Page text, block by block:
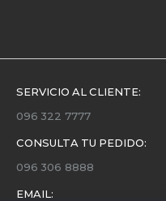
SERVICIO AL CLIENTE:
096 322 7777
CONSULTA TU PEDIDO:
096 306 8888
EMAIL: